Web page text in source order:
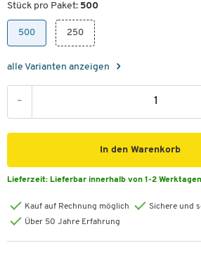
Stück pro Paket: 500
500 250
alle Varianten anzeigen
-
In den Warenkorb
Lieferzeit: Lieferbar innerhalb von 1-2 Werktagen
Kauf auf Rechnung möglich
Sichere und
Über 50 Jahre Erfahrung